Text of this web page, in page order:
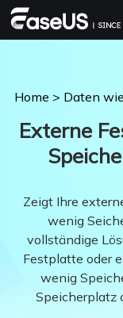
Home > Daten
Externe
Zeigt Ihre
wenig
vollständige
Festplatte oder
wenig
Speicherplatz